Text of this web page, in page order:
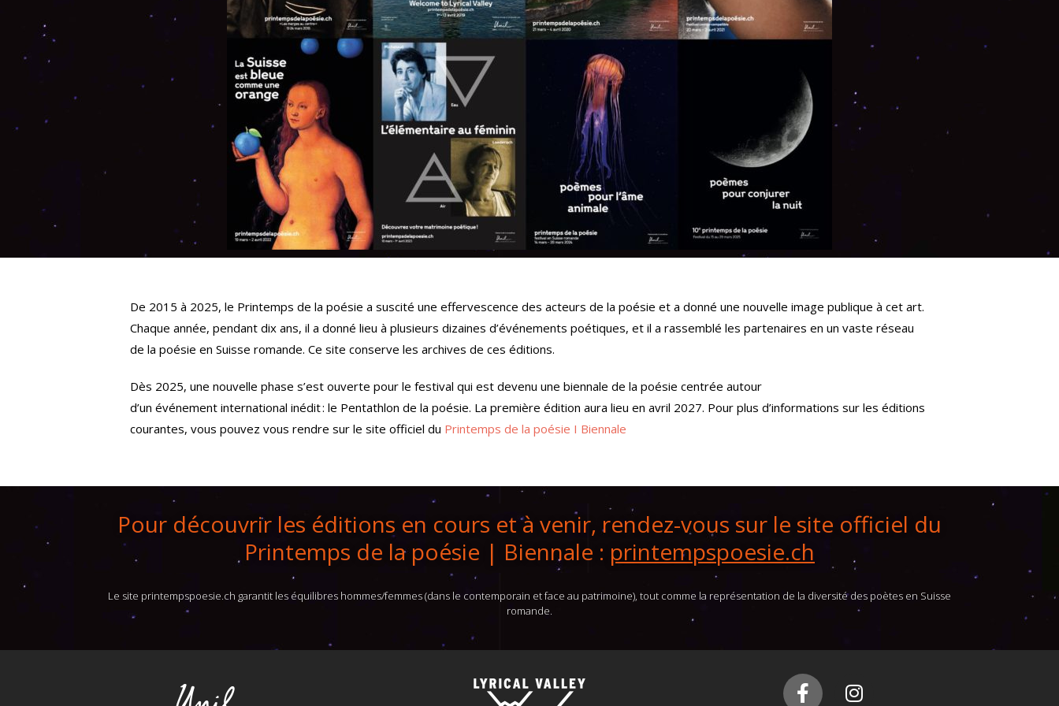
De 2015 à 2025, le Printemps de la poésie a suscité une effervescence des acteurs de la poésie et a donné une nouvelle image publique à cet art.
Chaque année, pendant dix ans, il a donné lieu à plusieurs dizaines d’événements poétiques, et il a rassemblé les partenaires en un vaste réseau
de la poésie en Suisse romande. Ce site conserve les archives de ces éditions.
Dès 2025, une nouvelle phase s’est ouverte pour le festival qui est devenu une biennale de la poésie centrée autour
d’un événement international inédit : le Pentathlon de la poésie. La première édition aura lieu en avril 2027. Pour plus d’informations sur les éditions
courantes, vous pouvez vous rendre sur le site officiel du Printemps de la poésie I Biennale
Pour découvrir les éditions en cours et à venir, rendez-vous sur le site officiel du
Printemps de la poésie | Biennale : printempspoesie.ch
Le site printempspoesie.ch garantit les équilibres hommes/femmes (dans le contemporain et face au patrimoine), tout comme la représentation de la diversité des poètes en Suisse
romande.